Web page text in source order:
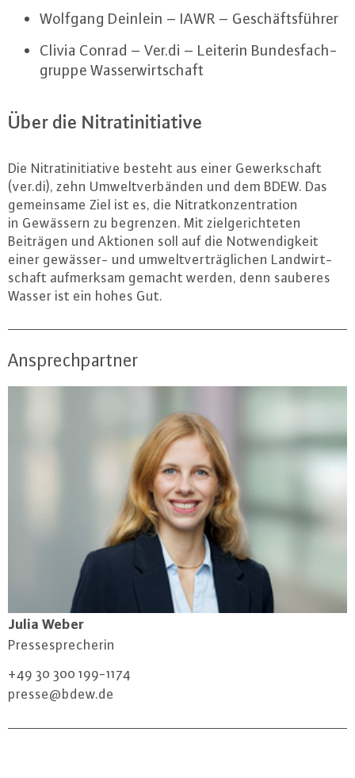
Wolfgang Deinlein – IAWR – Ge­schäfts­füh­rer
Clivia Conrad – Ver.​di – Leiterin Bun­des­fach­
grup­pe Was­ser­wirt­schaft
Über die Ni­tra­t­in­itia­ti­ve
Die Ni­tra­t­in­itia­ti­ve besteht aus einer Ge­werk­schaft
(ver.​di), zehn Um­welt­ver­bän­den und dem BDEW. Das
ge­mein­sa­me Ziel ist es, die Ni­trat­kon­zen­tra­ti­on
in Gewässern zu begrenzen. Mit ziel­ge­rich­te­ten
Beiträgen und Aktionen soll auf die Not­wen­dig­keit
einer gewässer- und um­welt­ver­träg­li­chen Land­wirt­
schaft auf­merk­sam gemacht werden, denn sauberes
Wasser ist ein hohes Gut.
Ansprechpartner
Julia Weber
Pres­se­spre­che­rin
+49 30 300 199-1174
presse@​bdew.​de